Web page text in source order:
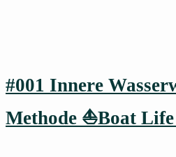
#001 Innere
Methode ⛵Boat